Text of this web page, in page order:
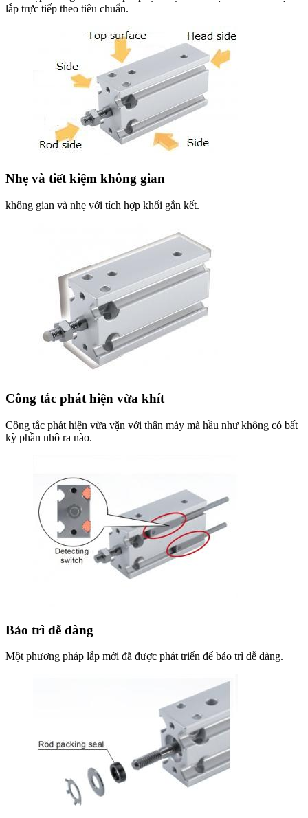
lắp trực tiếp theo tiêu chuẩn.
Nhẹ và tiết kiệm không gian
không gian và nhẹ với tích hợp khối gắn kết.
Công tắc phát hiện vừa khít
Công tắc phát hiện vừa vặn với thân máy mà hầu như không có bất
kỳ phần nhô ra nào.
Bảo trì dễ dàng
Một phương pháp lắp mới đã được phát triển để bảo trì dễ dàng.